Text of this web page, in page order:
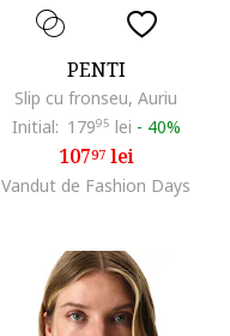
PENTI
Slip cu fronseu, Auriu
Initial: 17995 lei - 40%
10797lei
Vandut de Fashion Days